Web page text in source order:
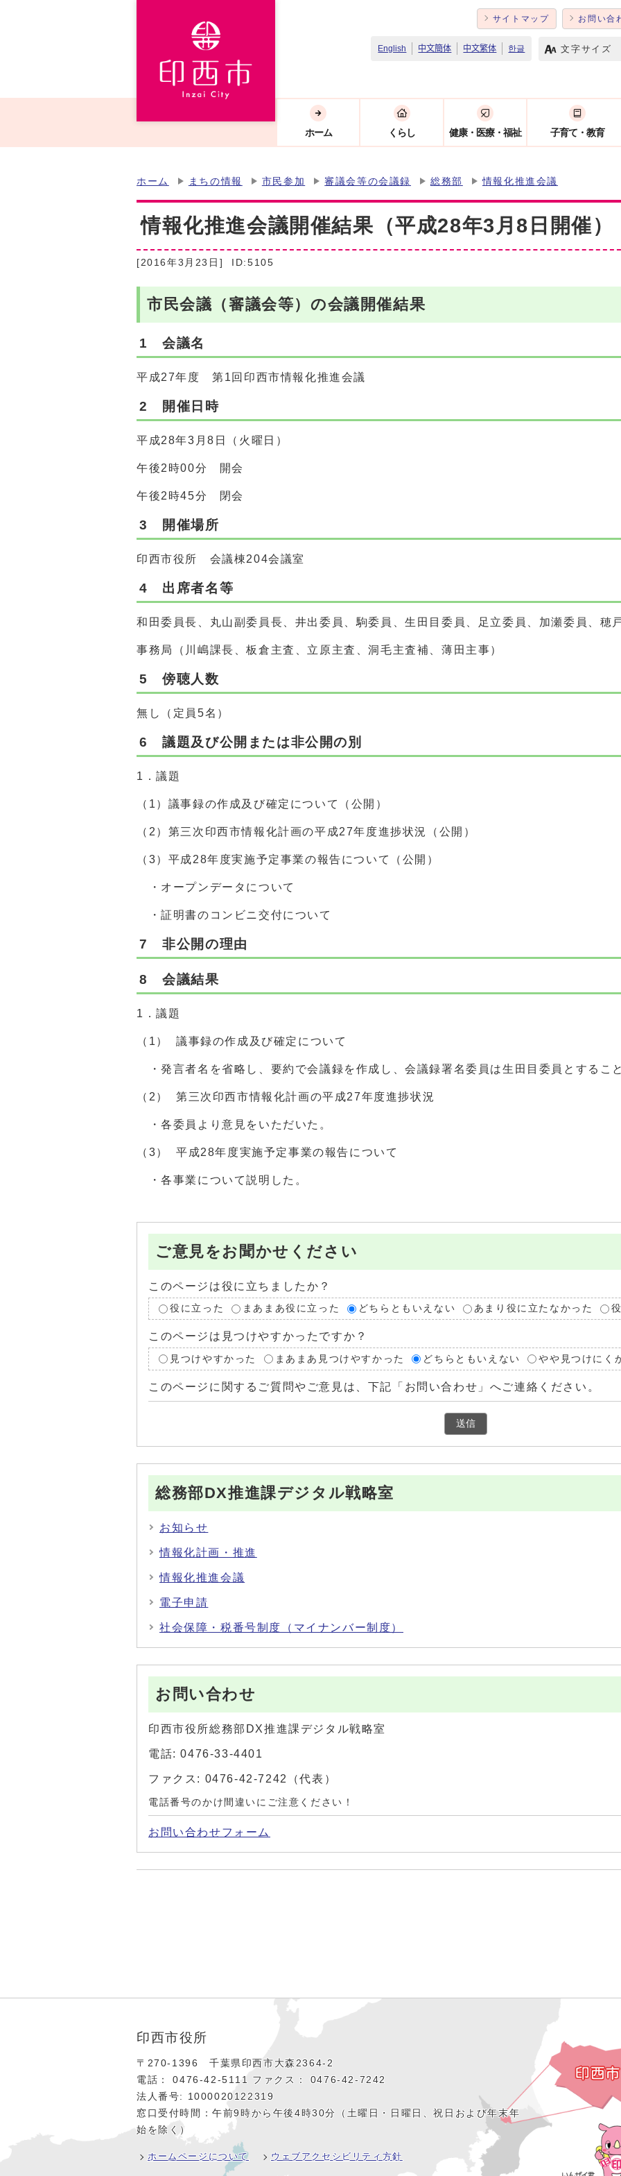
サイトマップ お問い合
English 中文簡体 中文繁体 한글 文字サイズ
ホーム くらし 健康・医療・福祉 子育て・教育
ホーム まちの情報 市民参加 審議会等の会議録 総務部 情報化推進会議
情報化推進会議開催結果（平成28年3月8日開催）
[2016年3月23日] ID:5105
市民会議（審議会等）の会議開催結果
1 会議名
平成27年度 第1回印西市情報化推進会議
2 開催日時
平成28年3月8日（火曜日）
午後2時00分 開会
午後2時45分 閉会
3 開催場所
印西市役所 会議棟204会議室
4 出席者名等
和田委員長、丸山副委員長、井出委員、駒委員、生田目委員、足立委員、加瀬委員、穂
事務局（川嶋課長、板倉主査、立原主査、洞毛主査補、薄田主事）
5 傍聴人数
無し（定員5名）
6 議題及び公開または非公開の別
1．議題
（1）議事録の作成及び確定について（公開）
（2）第三次印西市情報化計画の平成27年度進捗状況（公開）
（3）平成28年度実施予定事業の報告について（公開）
・オープンデータについて
・証明書のコンビニ交付について
7 非公開の理由
8 会議結果
1．議題
（1） 議事録の作成及び確定について
・発言者名を省略し、要約で会議録を作成し、会議録署名委員は生田目委員とするこ
（2） 第三次印西市情報化計画の平成27年度進捗状況
・各委員より意見をいただいた。
（3） 平成28年度実施予定事業の報告について
・各事業について説明した。
ご意見をお聞かせください
このページは役に立ちましたか？
役に立った まあまあ役に立った どちらともいえない あまり役に立たなかった
このページは見つけやすかったですか？
見つけやすかった まあまあ見つけやすかった どちらともいえない やや見つけにく
このページに関するご質問やご意見は、下記「お問い合わせ」へご連絡ください。
総務部DX推進課デジタル戦略室
お知らせ
情報化計画・推進
情報化推進会議
電子申請
社会保障・税番号制度（マイナンバー制度）
お問い合わせ
印西市役所総務部DX推進課デジタル戦略室
電話: 0476-33-4401
ファクス: 0476-42-7242（代表）
電話番号のかけ間違いにご注意ください！
お問い合わせフォーム
印西市役所
〒270-1396 千葉県印西市大森2364‐2
電話： 0476‐42‐5111 ファクス： 0476‐42‐7242
法人番号: 1000020122319
窓口受付時間：午前9時から午後4時30分（土曜日・日曜日、祝日および年末年
始を除く）
ホームページについて ウェブアクセシビリティ方針